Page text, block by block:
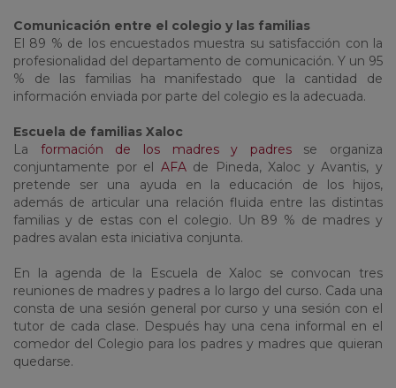
Comunicación entre el colegio y las familias
El 89 % de los encuestados muestra su satisfacción con la
profesionalidad del departamento de comunicación. Y un 95
% de las familias ha manifestado que la cantidad de
información enviada por parte del colegio es la adecuada.
Escuela de familias Xaloc
La formación de los madres y padresse organiza
conjuntamente por el AFA de Pineda, Xaloc y Avantis, y
pretende ser una ayuda en la educación de los hijos,
además de articular una relación fluida entre las distintas
familias y de estas con el colegio. Un 89 % de madres y
padres avalan esta iniciativa conjunta.
En la agenda de la Escuela de Xaloc se convocan tres
reuniones de madres y padres a lo largo del curso. Cada una
consta de una sesión general por curso y una sesión con el
tutor de cada clase. Después hay una cena informal en el
comedor del Colegio para los padres y madres que quieran
quedarse.